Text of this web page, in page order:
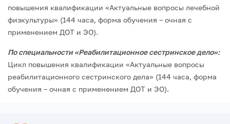
повышения квалификации «Актуальные вопросы лечебной
физкультуры» (144 часа, форма обучения – очная с
применением ДОТ и ЭО).
По специальности «Реабилитационное сестринское дело»:
Цикл повышения квалификации «Актуальные вопросы
реабилитационного сестринского дела» (144 часа, форма
обучения – очная с применением ДОТ и ЭО).